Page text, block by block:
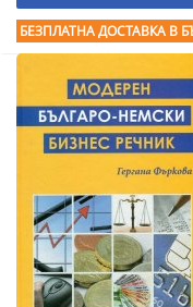
БЕЗПЛАТНА ДОСТАВКА В